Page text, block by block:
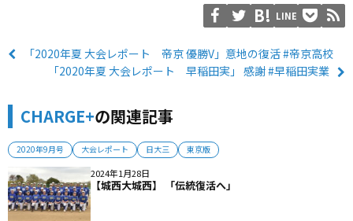
LINE
「2020年夏 大会レポート 帝京 優勝V」意地の復活 #帝京高校
「2020年夏 大会レポート 早稲田実」 感謝 #早稲田実業
CHARGE+の関連記事
2020年9月号 大会レポート 日大三 東京版
2024年1月28日
【城西大城西】 「伝統復活へ」